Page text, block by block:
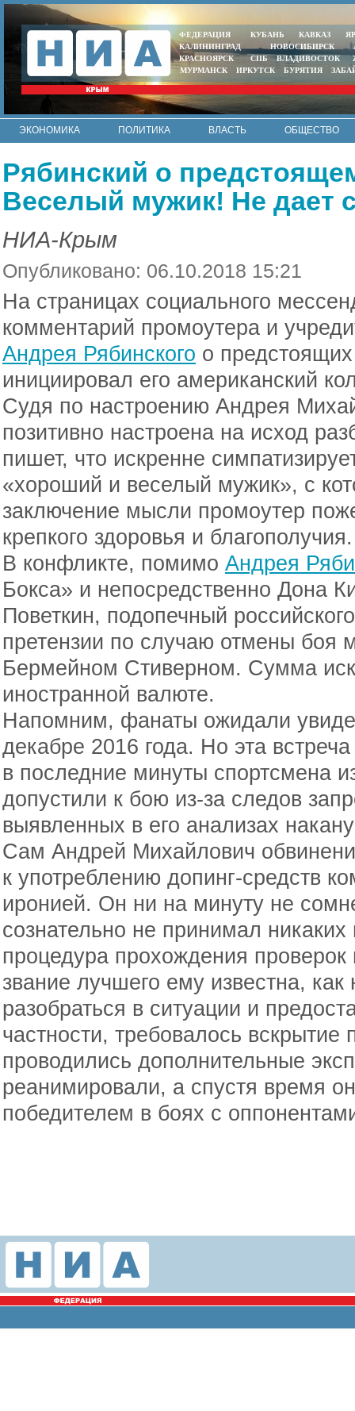
ФЕДЕРАЦИЯ КУБАНЬ КАВКАЗ
КАЛИНИНГРАД
НОВОСИБИРСК
КРАСНОЯРСК
СПБ ВЛАДИВОСТОК
МУРМАНСК
ИРКУТСК БУРЯТИЯ
ЭКОНОМИКА ПОЛИТИКА ВЛАСТЬ
ОБЩЕСТВО
Рябинский о
Веселый мужик! Не дает
НИА-Крым
Опубликовано: 06.10.2018 15:21
На страницах социального
комментарий промоутера и
Андрея Рябинского о
инициировал его американский
Судя по настроению Андрея
позитивно настроена на исход
пишет, что искренне
«хороший и веселый мужик», с
заключение мысли промоутер
крепкого здоровья и благополучия.
В конфликте, помимо Андрея
Бокса» и непосредственно Дона
Поветкин, подопечный
претензии по случаю отмены боя
Бермейном Стиверном. Сумма
иностранной валюте.
Напомним, фанаты ожидали
декабре 2016 года. Но эта
в последние минуты спортсмена
допустили к бою из-за следов
выявленных в его анализах
Сам Андрей Михайлович
к употреблению допинг-средств
иронией. Он ни на минуту не
сознательно не принимал
процедура прохождения проверок
звание лучшего ему известна,
разобраться в ситуации и
частности, требовалось
проводились дополнительные
реанимировали, а спустя время
победителем в боях с